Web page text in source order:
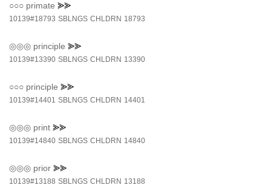
○○○ primate ⪢⪢
10139#18793 SBLNGS CHLDRN 18793
◎◎◎ principle ⪢⪢
10139#13390 SBLNGS CHLDRN 13390
○○○ principle ⪢⪢
10139#14401 SBLNGS CHLDRN 14401
◎◎◎ print ⪢⪢
10139#14840 SBLNGS CHLDRN 14840
◎◎◎ prior ⪢⪢
10139#13188 SBLNGS CHLDRN 13188